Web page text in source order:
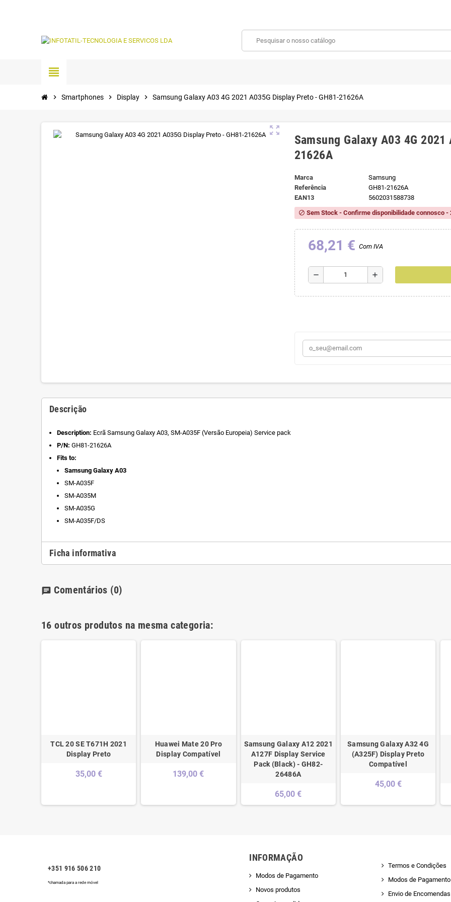
view_headline
chevron_right Smartphones chevron_right Display chevron_right Samsung Galaxy A03 4G 2021 A035G Display Preto - GH81-21626A
zoom_out_map
Samsung Galaxy A03 4G
21626A
Marca
Samsung
Referência
GH81-21626A
EAN13
5602031588738
block Sem Stock - Confirme disponibilidade connosco -
68,21 € Com IVA
remove add
Descrição
Description: Ecrã Samsung Galaxy A03, SM-A035F (Versão Europeia) Service pack
P/N: GH81-21626A
Fits to:
Samsung Galaxy A03
SM-A035F
SM-A035M
SM-A035G
SM-A035F/DS
Ficha informativa
chat Comentários (0)
16 outros produtos na mesma categoria:
TCL 20 SE T671H 2021
Display Preto
35,00 €
Huawei Mate 20 Pro
Display Compatível
139,00 €
Samsung Galaxy A12 2021
A127F Display Service
Pack (Black) - GH82-
26486A
65,00 €
Samsung Galaxy A32 4G
(A325F) Display Preto
Compatível
45,00 €
+351 916 506 210
*chamada para a rede móvel
INFORMAÇÃO
Modos de Pagamento
Novos produtos
Termos e Condições
Modos de Pagamento
Envio de